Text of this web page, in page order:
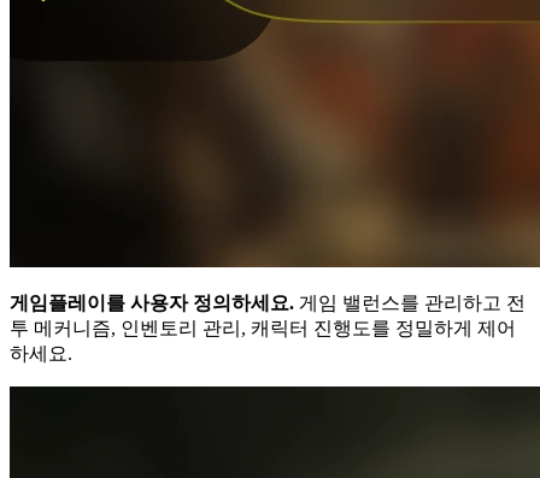
게임플레이를 사용자 정의하세요. 게임 밸런스를 관리하고 전
투 메커니즘, 인벤토리 관리, 캐릭터 진행도를 정밀하게 제어
하세요.